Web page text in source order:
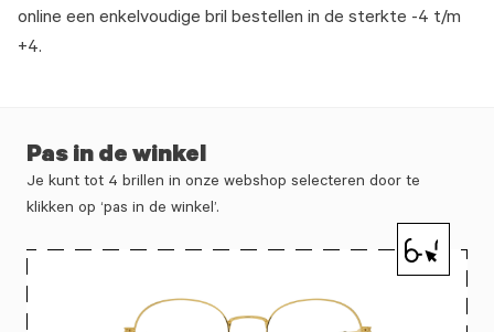
online een enkelvoudige bril bestellen in de sterkte -4 t/m
+4.
Pas in de winkel
Je kunt tot 4 brillen in onze webshop selecteren door te
klikken op ‘pas in de winkel’.